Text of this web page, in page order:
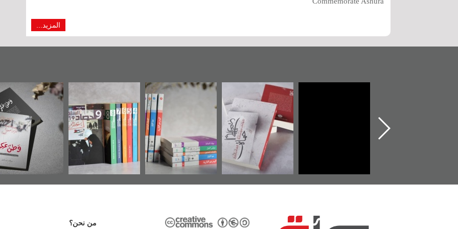
المزيد...
الشهيد سيد كاظم
السهلاوي في ذكراه
"حماة الباب الأخير":
الإصدار الأول عن
اعتصام الدراز
وأحداث ساحة
الفداء لمركز أوال
للدراسات والتوثيق
تصنيف موضوعي
للوثائق البريطانية
يقدمه «مركز أوال»
كتب
"مرآة البحرين"
تصدر حصاد
الساحات 2019
«وطن عكر» رواية
جديدة لمعتقل
عسكري تصدر عن
«مرآة البحرين»
من نحن؟